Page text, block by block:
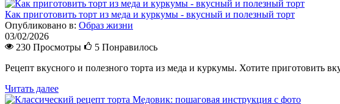
Как приготовить торт из меда и куркумы - вкусный и полезный торт
Опубликовано в: Образ жизни
03/02/2026
230 Просмотры
5 Понравилось
Рецепт вкусного и полезного торта из меда и куркумы. Хотите приготовить
Читать далее